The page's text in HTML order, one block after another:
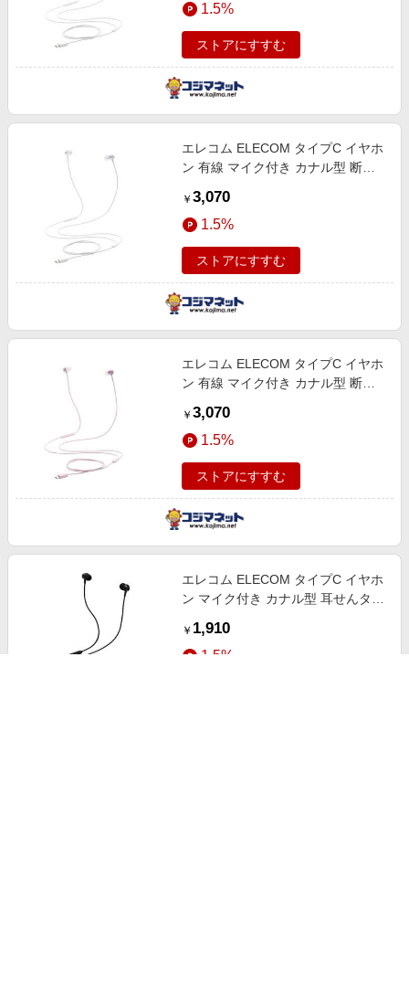
1.5%
ストアにすすむ
エレコム ELECOM タイプC イヤホ
ン 有線 マイク付き カナル型 断線
シルバー EHP-DF14CMSV
￥ 3,070
1.5%
ストアにすすむ
エレコム ELECOM タイプC イヤホ
ン 有線 マイク付き カナル型 断線
ピンク EHP-DF14CMPN
￥ 3,070
1.5%
ストアにすすむ
エレコム ELECOM タイプC イヤホ
ン マイク付き カナル型 耳せんタイ
￥ 1,910
1.5%